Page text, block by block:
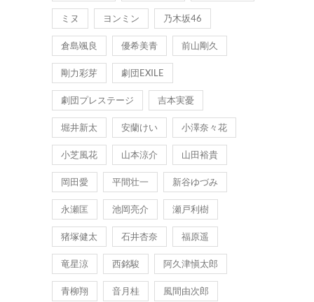
ミヌ ヨンミン 乃木坂46
倉島颯良 優希美青 前山剛久
剛力彩芽 劇団EXILE
劇団プレステージ 吉本実憂
堀井新太 安蘭けい 小澤奈々花
小芝風花 山本涼介 山田裕貴
岡田愛 平間壮一 新谷ゆづみ
永瀬匡 池岡亮介 瀬戸利樹
猪塚健太 石井杏奈 福原遥
竜星涼 西銘駿 阿久津愼太郎
青柳翔 音月桂 風間由次郎